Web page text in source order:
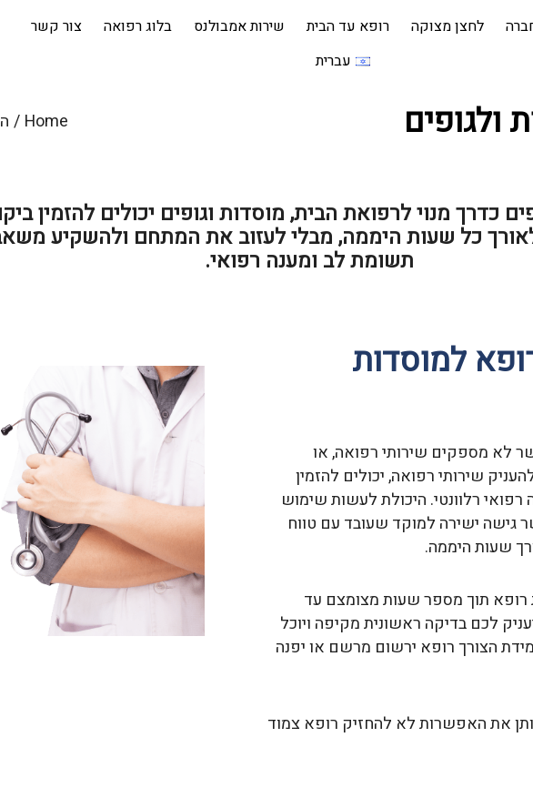
לחצן מצוקה רופא עד הבית שירות אמבולנס בלוג רפואה
צור קשר
עברית
ולגופים Home
/
כדרך מנוי לרפואת הבית, מוסדות וגופים יכולים להזמין
כל שעות היממה, מבלי לעזוב את המתחם ולהשקיע
תשומת לב ומענה רפואי.
למוסדות
לא מספקים שירותי רפואה, או
שירותי רפואה, יכולים להזמין
רלוונטי. היכולת לעשות שימוש
גישה ישירה למוקד שעובד עם טווח
שעות היממה.
רופא תוך מספר שעות מצומצם עד
לכם בדיקה ראשונית מקיפה ויוכל
הצורך רופא ירשום מרשם או יפנה
את האפשרות לא להחזיק רופא צמוד